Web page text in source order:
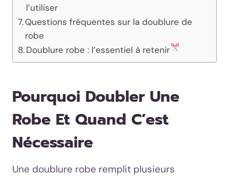
l’utiliser
Questions fréquentes sur la doublure de
robe
Doublure robe : l’essentiel à retenir
Pourquoi Doubler Une
Robe Et Quand C’est
Nécessaire
Une doublure robe remplit plusieurs